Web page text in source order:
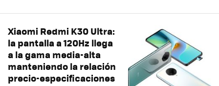
Xiaomi Redmi K30 Ultra:
la pantalla a 120Hz llega
a la gama media-alta
manteniendo la relación
precio-especificaciones